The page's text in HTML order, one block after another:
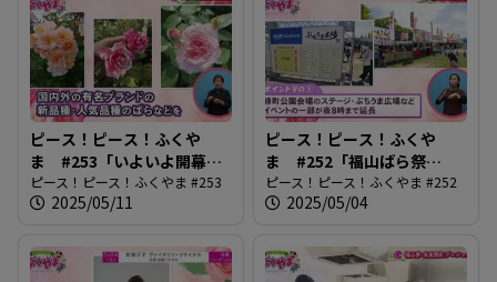
ピース！ピース！ふくや
ま #253「いよいよ開幕！
Rose Expo」
ピース！ピース！ふくやま #253
2025/05/11
ピース！ピース！ふくや
ま #252「福山ばら祭
2025」
ピース！ピース！ふくやま #252
2025/05/04